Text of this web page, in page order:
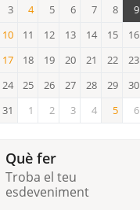
3
4 5 6 7 8
9
10
10
11 12 13 14 15
16
17
17
18 19 20 21 22
23
24
25 26 27 28 29
30
31
1 2 3 4 5 6
Què fer
Troba el teu
esdeveniment